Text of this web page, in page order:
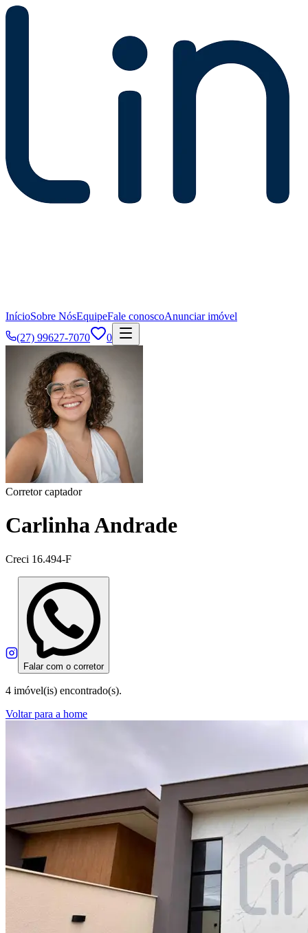
InícioSobre NósEquipeFale conoscoAnunciar imóvel
(27) 99627-7070
0
Corretor captador
Carlinha Andrade
Creci 16.494-F
Falar com o corretor
4 imóvel(is) encontrado(s).
Voltar para a home